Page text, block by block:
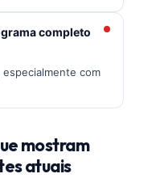
completo
especialmente com
mostram
atuais